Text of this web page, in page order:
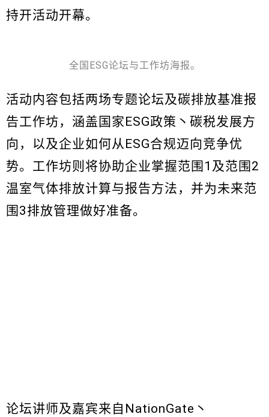
持开活动开幕。
全国ESG论坛与工作坊海报。
活动内容包括两场专题论坛及碳排放基准报
告工作坊，涵盖国家ESG政策丶碳税发展方
向，以及企业如何从ESG合规迈向竞争优
势。工作坊则将协助企业掌握范围1及范围2
温室气体排放计算与报告方法，并为未来范
围3排放管理做好准备。
论坛讲师及嘉宾来自NationGate丶